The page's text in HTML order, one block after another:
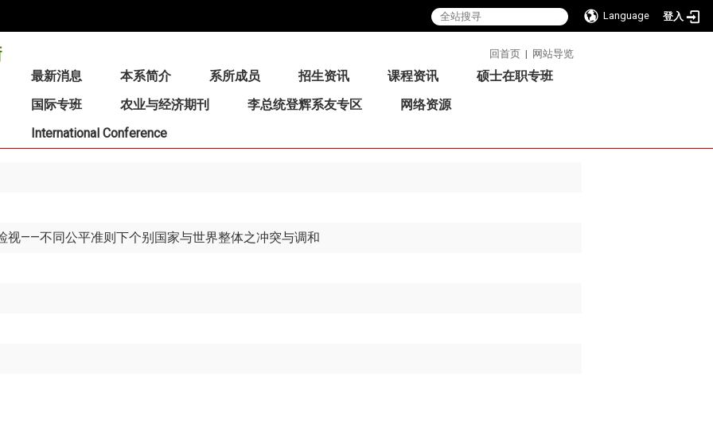
Language 登入
回首页 | 网站导览
最新消息 本系简介 系所成员 招生资讯 课程资讯
硕士在职专班
国际专班
农业与经济期刊 李总统登辉系友专区
网络资源
International Conference
视——不同公平准则下个别国家与世界整体之冲突与调和